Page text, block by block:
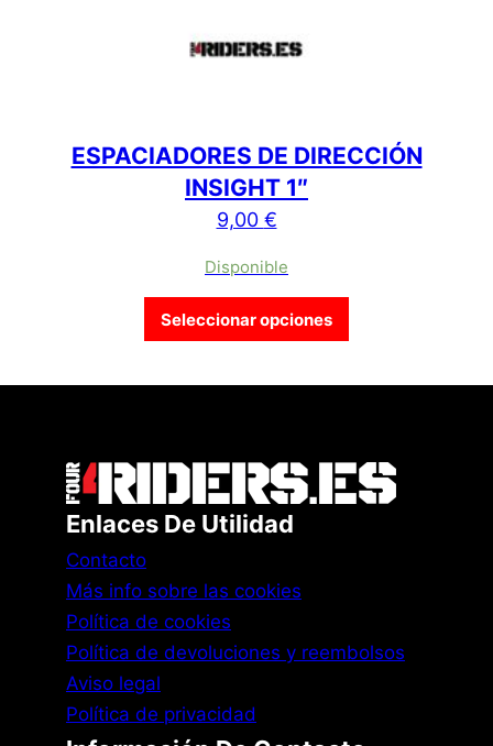
ESPACIADORES DE DIRECCIÓN
INSIGHT 1″
9,00 €
Disponible
Seleccionar opciones
Enlaces De Utilidad
Contacto
Más info sobre las cookies
Política de cookies
Política de devoluciones y reembolsos
Aviso legal
Política de privacidad